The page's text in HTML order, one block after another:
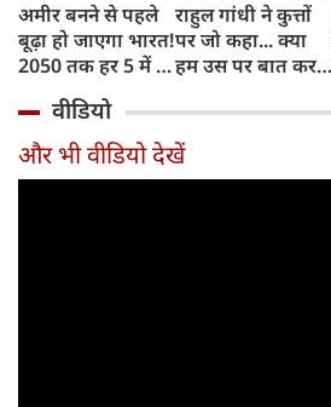
अमीर बनने से पहले
बूढ़ा हो जाएगा भारत!
2050 तक हर 5 में 1
साल से ज्यादा उम्र का
राहुल गांधी ने कुत्तों
पर जो कहा... क्या
हम उस पर बात कर
वीडियो
और भी वीडियो देखें